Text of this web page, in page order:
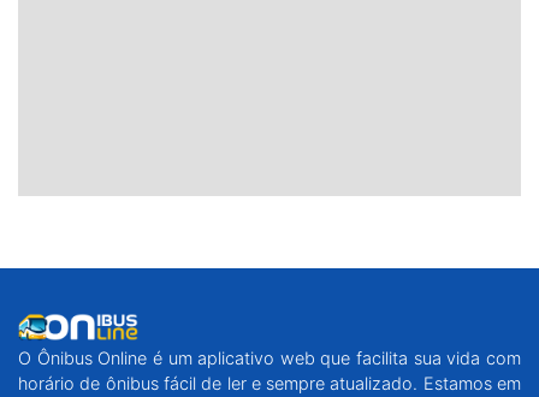
O Ônibus Online é um aplicativo web que facilita sua vida com
horário de ônibus fácil de ler e sempre atualizado. Estamos em